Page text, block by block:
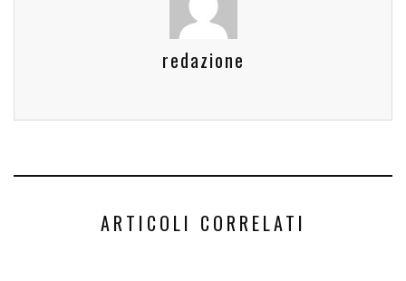
redazione
ARTICOLI CORRELATI